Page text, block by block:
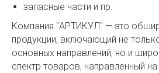
запасные части и пр.
Компания "АРТИКУЛ" — это
продукции, включающий не
основных направлений, но и
спектр товаров, направленный